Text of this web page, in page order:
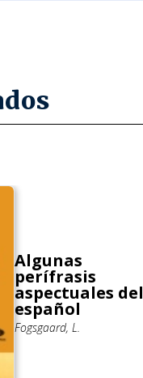
Algunas
perífrasis
aspectuales del
español
Fogsgaard, L.